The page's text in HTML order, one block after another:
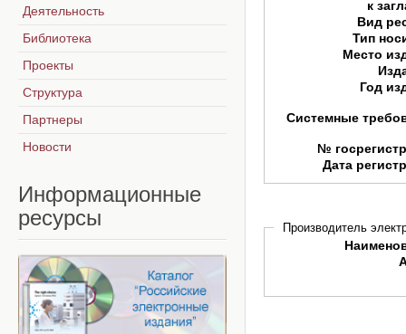
к
Вид
Тип
Место
Год
Системные
№
Дата
Производитель
Деятельность
Библиотека
Проекты
Структура
Партнеры
Новости
Информационные
ресурсы